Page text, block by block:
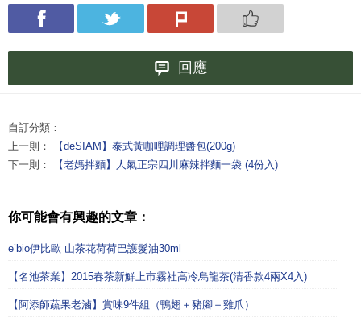
回應
自訂分類：
上一則：
【deSIAM】泰式黃咖哩調理醬包(200g)
下一則：
【老媽拌麵】人氣正宗四川麻辣拌麵一袋 (4份入)
你可能會有興趣的文章：
e’bio伊比歐 山茶花荷荷巴護髮油30ml
【名池茶業】2015春茶新鮮上市霧社高冷烏龍茶(清香款4兩X4入)
【阿添師蔬果老滷】賞味9件組（鴨翅＋豬腳＋雞爪）